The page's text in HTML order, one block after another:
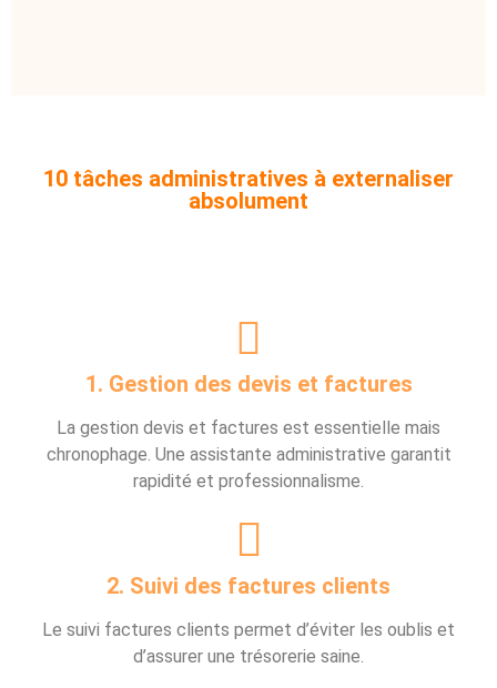
10 tâches administratives à externaliser
absolument
1. Gestion des devis et factures
La gestion devis et factures est essentielle mais
chronophage. Une assistante administrative garantit
rapidité et professionnalisme.
2. Suivi des factures clients
Le suivi factures clients permet d’éviter les oublis et
d’assurer une trésorerie saine.